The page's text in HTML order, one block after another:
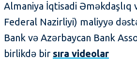
Almaniya İqtisadi Əməkdaşlıq
Federal Nazirliyi) maliyyə
Bank və Azərbaycan Bank
birlikdə bir sıra videolar